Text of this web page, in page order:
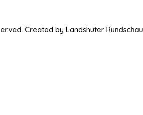
Created by Landshuter Rundschau